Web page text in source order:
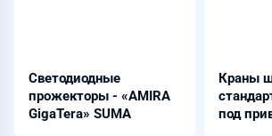
Светодиодные
прожекторы - «AMIRA
GigaTera» SUMA
Краны
под